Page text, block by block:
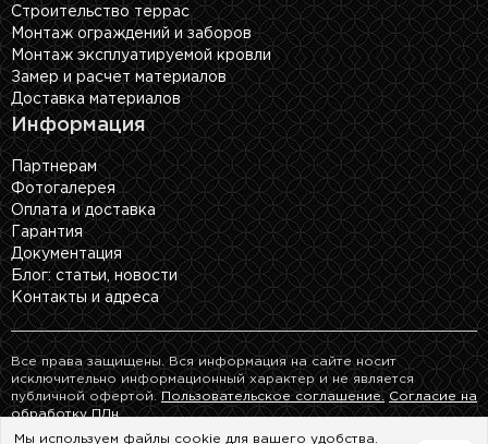
Строительство террас
Монтаж ограждений и заборов
Монтаж эксплуатируемой кровли
Замер и расчет материалов
Доставка материалов
Информация
Партнерам
Фотогалерея
Оплата и доставка
Гарантия
Документация
Блог: cтатьи, новости
Контакты и адреса
Все права защищены. Вся информация на сайте носит
исключительно информационный характер и не является
публичной офертой.Пользовательское соглашение.
Согласие на
обработку ПДн.
Мы используем файлы cookie для вашего удобства.